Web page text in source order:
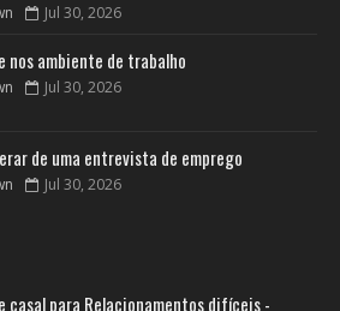
Jul 30, 2026
nos ambiente de trabalho
Jul 30, 2026
de uma entrevista de emprego
Jul 30, 2026
casal para Relacionamentos difíceis -